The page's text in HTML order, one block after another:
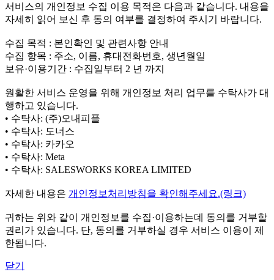
서비스의 개인정보 수집 이용 목적은 다음과 같습니다. 내용을
자세히 읽어 보신 후 동의 여부를 결정하여 주시기 바랍니다.
수집 목적 : 본인확인 및 관련사항 안내
수집 항목 : 주소, 이름, 휴대전화번호, 생년월일
보유·이용기간 : 수집일부터 2 년 까지
원활한 서비스 운영을 위해 개인정보 처리 업무를 수탁사가 대
행하고 있습니다.
• 수탁사: (주)오내피플
• 수탁사: 도너스
• 수탁사: 카카오
• 수탁사: Meta
• 수탁사: SALESWORKS KOREA LIMITED
자세한 내용은 개인정보처리방침을 확인해주세요.(링크)
귀하는 위와 같이 개인정보를 수집·이용하는데 동의를 거부할
권리가 있습니다. 단, 동의를 거부하실 경우 서비스 이용이 제
한됩니다.
닫기